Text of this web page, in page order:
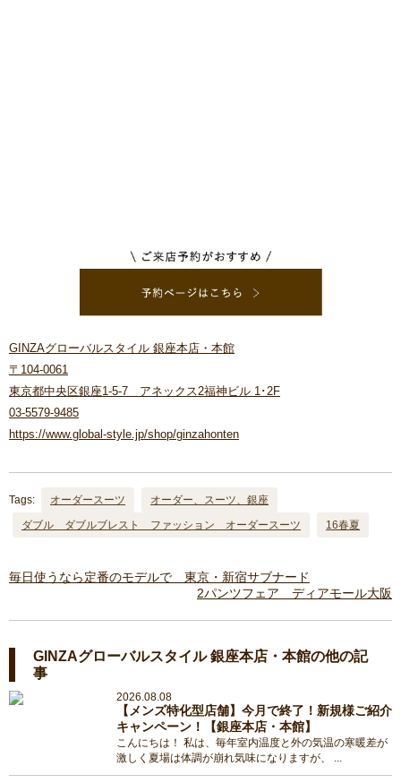
GINZAグローバルスタイル 銀座本店・本館
〒104-0061
東京都中央区銀座1-5-7 アネックス2福神ビル 1･2F
03-5579-9485
https://www.global-style.jp/shop/ginzahonten
Tags: オーダースーツ
オーダー、スーツ、銀座
ダブル ダブルブレスト ファッション オーダースーツ
16春夏
毎日使うなら定番のモデルで 東京・新宿サブナード
2パンツフェア ディアモール大阪
GINZAグローバルスタイル 銀座本店・本館の他の記
事
2026.08.08
【メンズ特化型店舗】今月で終了！新規様ご紹介
キャンペーン！【銀座本店・本館】
こんにちは！ 私は、毎年室内温度と外の気温の寒暖差が
激しく夏場は体調が崩れ気味になりますが、 ...